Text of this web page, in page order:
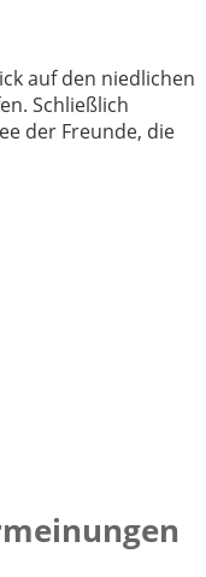
auf den niedlichen
Schließlich
der Freunde, die